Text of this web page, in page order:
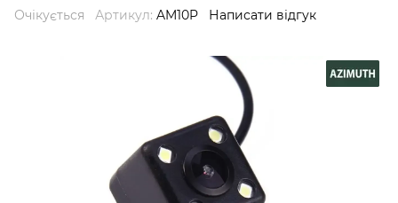
Очікується Артикул: AM10P Написати відгук